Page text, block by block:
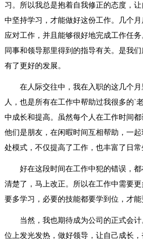
习。所以我总是抱着自我修正的态度，
中坚持学习，才能做好这份工作。几个
应对工作，并且能够很好地完成工作任
同事和领导那里得到的指导有关。是我
有了更好的发展。
在人际交往中，我在入职的这几个
人，也是所有在工作中帮助过我很多的`
中成长和提高。虽然每个人在工作时间
他们是朋友，在闲暇时间互相帮助，一
处模式，不仅提高了工作，也丰富了日常
好在这段时间在工作中犯的错误，
清楚了，马上改正。所以在工作中需要
要多学习，必要的技能都要学到位，才能
当然，我也期待成为公司的正式会
位上发光发热，做好领导，让自己成长